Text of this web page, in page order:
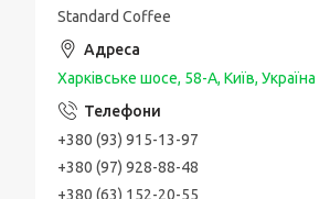
Standard Coffee
Харківське шосе, 58-А, Київ, Україна
+380 (93) 915-13-97
+380 (97) 928-88-48
+380 (63) 152-20-55